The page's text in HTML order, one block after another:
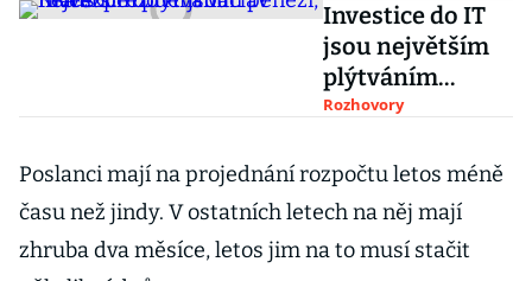
Investice do IT
jsou největším
plýtváním
penězi, říká
Václav Klaus
Rozhovory
Poslanci mají na projednání rozpočtu letos méně
času než jindy. V ostatních letech na něj mají
zhruba dva měsíce, letos jim na to musí stačit